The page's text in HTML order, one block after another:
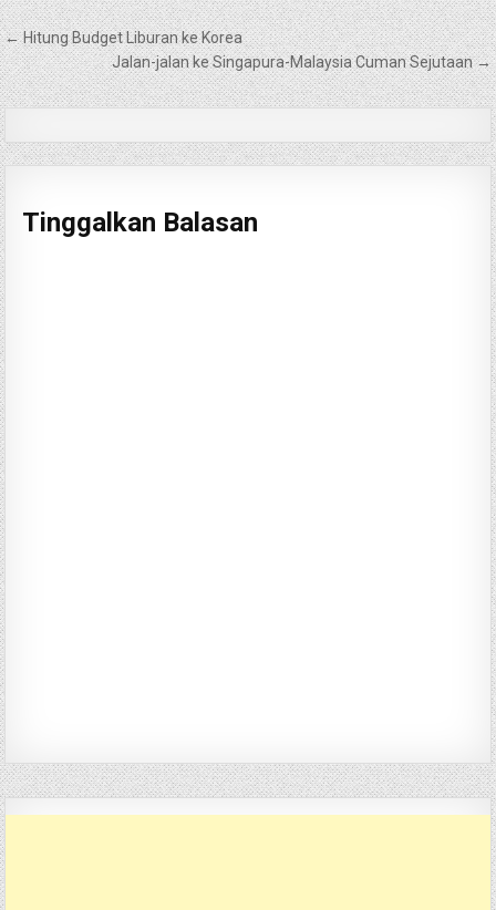
Navigasi
pos
← Hitung Budget Liburan ke Korea
Jalan-jalan ke Singapura-Malaysia Cuman Sejutaan →
Tinggalkan Balasan